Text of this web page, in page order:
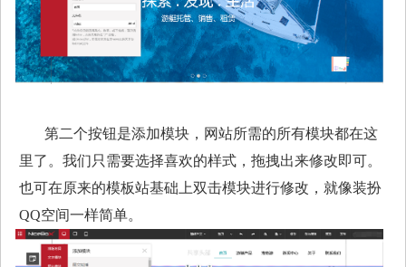
第二个按钮是添加模块，网站所需的所有模块都在这
里了。我们只需要选择喜欢的样式，拖拽出来修改即可。
也可在原来的模板站基础上双击模块进行修改，就像装扮
QQ空间一样简单。